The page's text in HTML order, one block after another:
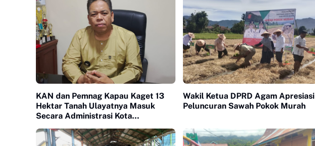
KAN dan Pemnag Kapau Kaget 13
Hektar Tanah Ulayatnya Masuk
Secara Administrasi Kota
Wakil Ketua DPRD Agam Apresiasi
Peluncuran Sawah Pokok Murah